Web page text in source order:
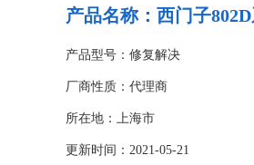
产品名称： 西门子
产品型号：修复解决
厂商性质：代理商
所在地：上海市
更新时间：2021-05-21